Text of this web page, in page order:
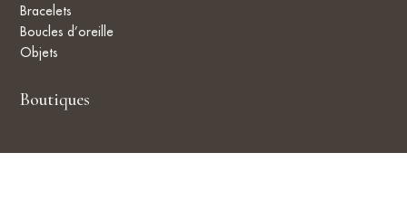
Bracelets
Boucles d’oreille
Objets
Boutiques